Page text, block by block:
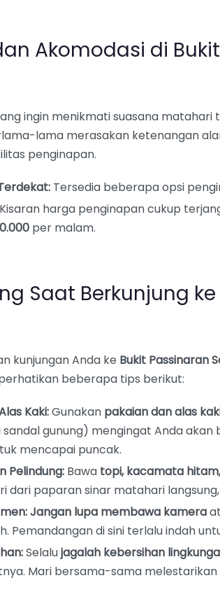
Akomodasi di
ingin menikmati suasana
lama merasakan ketenangan
penginapan.
Tersedia beberapa opsi
Kisaran harga penginapan cukup
per malam.
Saat Berkunjung
kunjungan Anda ke Bukit Passinaran
beberapa tips berikut:
Kaki:Gunakan pakaian dan alas
gunung) mengingat Anda akan
mencapai puncak.
Pelindung: Bawa topi, kacamata
dari paparan sinar matahari
Jangan lupa membawa kamera
Pemandangan di sini terlalu indah
Selalujagalah kebersihan
Mari bersama-sama melestarikan